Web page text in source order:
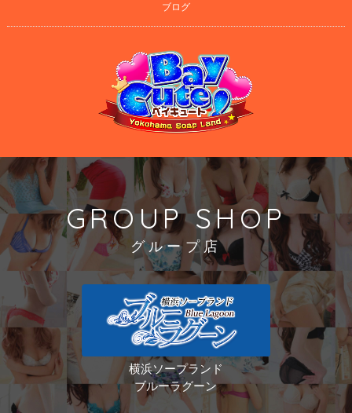
ブログ
GROUP SHOP
グループ店
横浜ソープランド
ブルーラグーン